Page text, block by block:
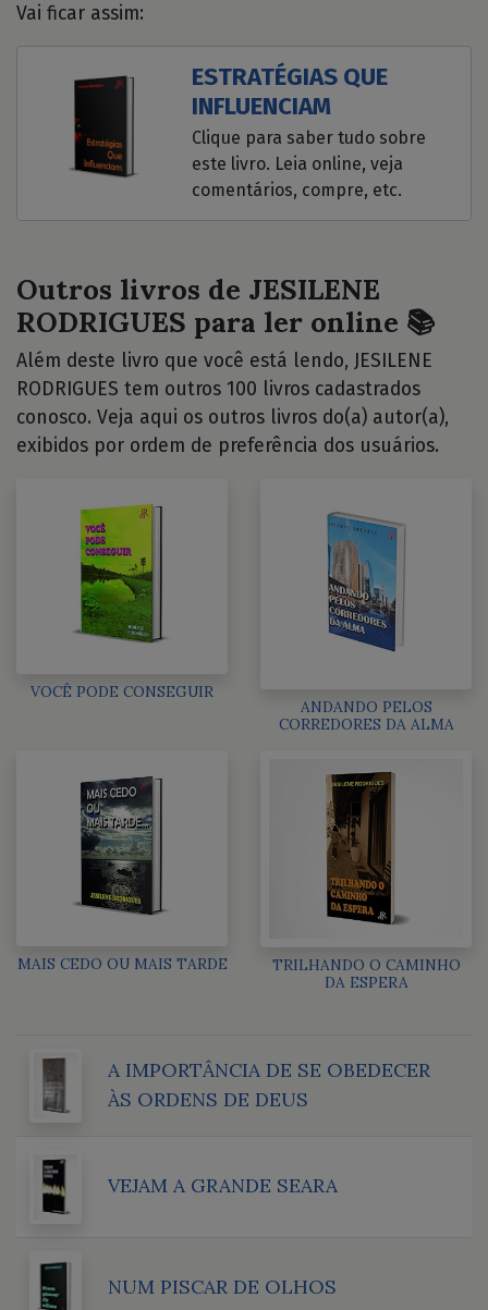
Vai ficar assim:
ESTRATÉGIAS QUE
INFLUENCIAM
Clique para saber tudo sobre
este livro. Leia online, veja
comentários, compre, etc.
Outros livros de JESILENE
RODRIGUES para ler online 📚
Além deste livro que você está lendo, JESILENE
RODRIGUES tem outros 100 livros cadastrados
conosco. Veja aqui os outros livros do(a) autor(a),
exibidos por ordem de preferência dos usuários.
VOCÊ PODE CONSEGUIR
ANDANDO PELOS
CORREDORES DA ALMA
MAIS CEDO OU MAIS TARDE
TRILHANDO O CAMINHO
DA ESPERA
A IMPORTÂNCIA DE SE OBEDECER
ÀS ORDENS DE DEUS
VEJAM A GRANDE SEARA
NUM PISCAR DE OLHOS